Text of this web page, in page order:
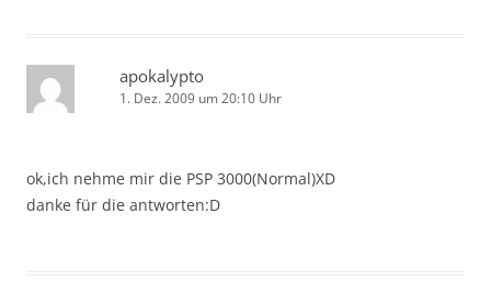
apokalypto
1. Dez. 2009 um 20:10 Uhr
ok,ich nehme mir die PSP 3000(Normal)XD
danke für die antworten:D